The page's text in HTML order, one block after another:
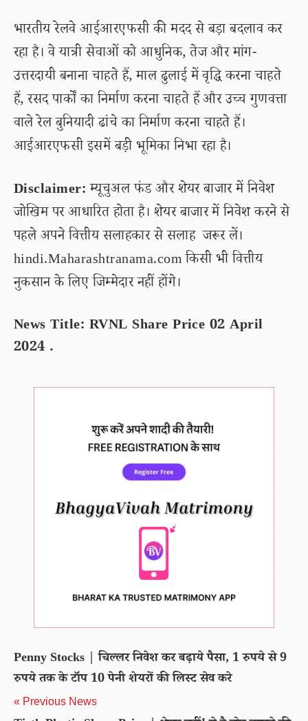
भारतीय रेलवे आईआरएफसी की मदद से बड़ा बदलाव कर
रहा है। वे यात्री सेवाओं को आधुनिक, तेज और मांग-
उत्तरदायी बनाना चाहते हैं, माल ढुलाई में वृद्धि करना चाहते
हैं, रसद पार्कों का निर्माण करना चाहते हैं और उच्च गुणवत्ता
वाले रेल बुनियादी ढांचे का निर्माण करना चाहते हैं।
आईआरएफसी इसमें बड़ी भूमिका निभा रहा है।
Disclaimer:म्यूचुअल फंड और शेयर बाजार में निवेश
जोखिम पर आधारित होता है। शेयर बाजार में निवेश करने से
पहले अपने वित्तीय सलाहकार से सलाह जरूर लें।
hindi.Maharashtranama.com किसी भी वित्तीय
नुकसान के लिए जिम्मेदार नहीं होंगे।
News Title: RVNL Share Price 02 April
2024 .
Penny Stocks | चिल्लर निवेश कर बढ़ाये पैसा, 1 रुपये से 9
रुपये तक के टॉप 10 पेनी शेयरों की लिस्ट सेव करे
« Previous News